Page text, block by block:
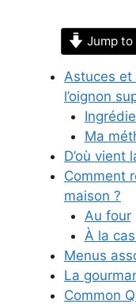
Jump to
Astuces et
l’oignon
Ma
D’où vient
Comment
maison ?
Au four
À la
Menus
La
Common